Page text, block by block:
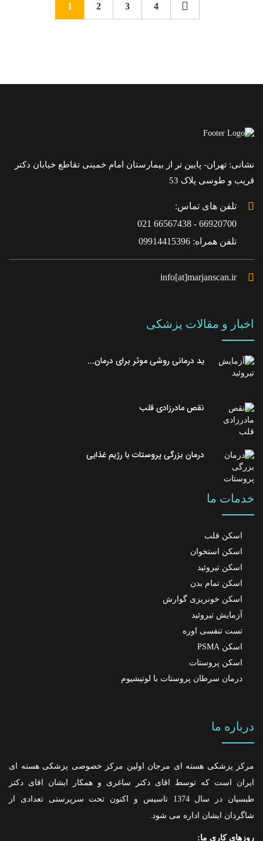
1 2 3 4
نشانی: تهران- پایین تر از بیمارستان امام خمینی تقاطع خیابان دکتر
قریب و طوسی پلاک 53
تلفن های تماس:
66920700 - 66567438 021
تلفن همراه: 09914415396
info[at]marjanscan.ir
اخبار و مقالات پزشکی
ید درمانی روشی موثر برای درمان...
نقص مادرزادی قلب
درمان بزرگی پروستات با رژیم غذایی
خدمات ما
اسکن قلب
اسکن استخوان
اسکن تیروئید
اسکن تمام بدن
اسکن خونریزی گوارش
آزمایش تیروئید
تست تنفسی اوره
اسکن PSMA
اسکن پروستات
درمان سرطان پروستات با لوتیشیوم
درباره ما
مرکز پزشکی هسته ای مرجان اولین مرکز خصوصی پزشکی هسته ای
ایران است که توسط اقای دکتر ساغری و همکار ایشان اقای دکتر
طبسیان در سال 1374 تاسیس و اکنون تحت سرپرستی تعدادی از
شاگردان ایشان اداره می شود.
روزهای کاری ما: